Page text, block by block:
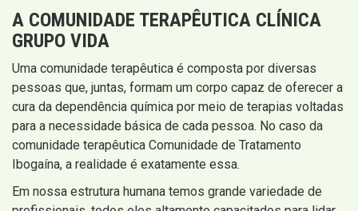
A COMUNIDADE TERAPÊUTICA CLÍNICA
GRUPO VIDA
Uma comunidade terapêutica é composta por diversas
pessoas que, juntas, formam um corpo capaz de oferecer a
cura da dependência química por meio de terapias voltadas
para a necessidade básica de cada pessoa. No caso da
comunidade terapêutica Comunidade de Tratamento
Ibogaína, a realidade é exatamente essa.
Em nossa estrutura humana temos grande variedade de